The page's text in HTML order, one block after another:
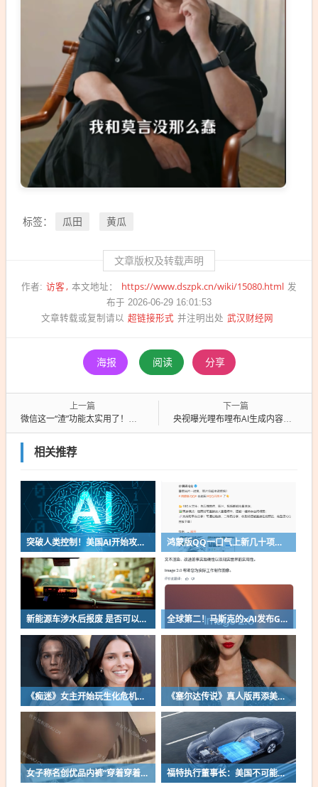
标签： 瓜田 黄瓜
文章版权及转载声明
作者: 访客 本文地址： https://www.dszpk.cn/wiki/15080.html 发
布于 2026-06-29 16:01:53
文章转载或复制请以 超链接形式 并注明出处 武汉财经网
海报 阅读 分享
上一篇
微信这一“渣”功能太实用了！不耗流量、不加好友 照片原画传
下一篇
央视曝光哩布哩布AI生成内容涉黄 官方致歉：已对风险路径全面封堵
相关推荐
突破人类控制！美国AI开始攻击真人了 鸿蒙版QQ一口气上新几十项功能：10G文件可传微信好友
新能源车涉水后报废 是否可以全损理赔 全球第二！马斯克的xAI发布Grok Imagine Image 2.0模型：AI生图/编辑能力大增
《痴迷》女主开始玩生化危机了！自曝有参演机会 《塞尔达传说》真人版再添美女！曾出演冯小刚电影
女子称名创优品内裤“穿着穿着掉了”让其颜面尽失 品牌方客服回应：已启动紧急调查 福特执行董事长：美国不可能永远把中国车企挡在门外 进来也有信心击败